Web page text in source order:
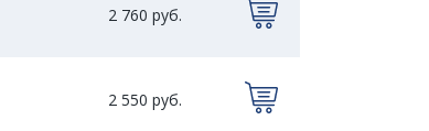
2 760 руб.
2 550 руб.